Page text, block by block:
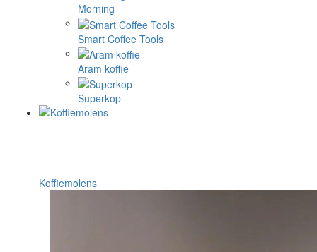
Morning
Smart Coffee Tools
Aram koffie
Superkop
Koffiemolens